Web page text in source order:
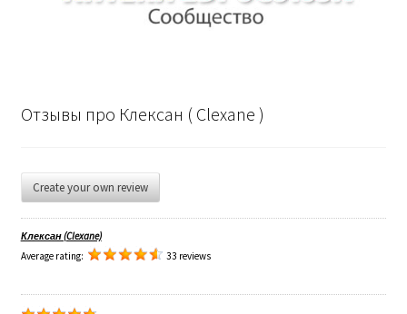
Отзывы про Клексан ( Clexane )
Create your own review
Клексан (Clexane)
Average rating:
33 reviews